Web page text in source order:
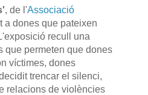
, de l'Associació
a dones que pateixen
recull una
que permeten que dones
víctimes, dones
trencar el silenci,
relacions de violències